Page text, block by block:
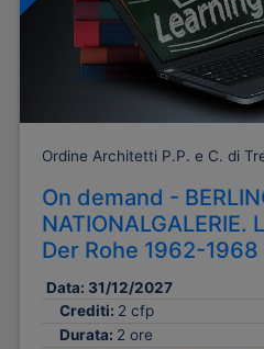
Ordine Architetti P.P. e C. di
On demand -
Der Rohe 1962-1968
Data: 31/12/2027
Crediti: 2 cfp
Durata: 2 ore